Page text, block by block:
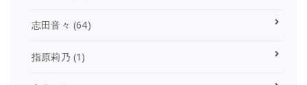
志田音々 (64)
指原莉乃 (1)